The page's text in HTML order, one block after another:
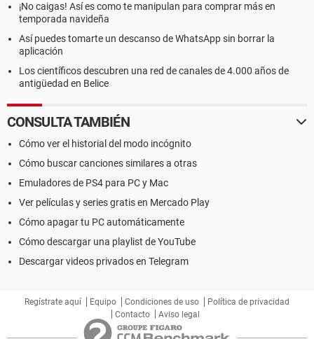
¡No caigas! Así es como te manipulan para comprar más en
temporada navideña
Así puedes tomarte un descanso de WhatsApp sin borrar la
aplicación
Los científicos descubren una red de canales de 4.000 años de
antigüedad en Belice
CONSULTA TAMBIÉN
Cómo ver el historial del modo incógnito
Cómo buscar canciones similares a otras
Emuladores de PS4 para PC y Mac
Ver películas y series gratis en Mercado Play
Cómo apagar tu PC automáticamente
Cómo descargar una playlist de YouTube
Descargar videos privados en Telegram
Regístrate aquí Equipo Condiciones de uso
Política de privacidad
Contacto
Aviso legal